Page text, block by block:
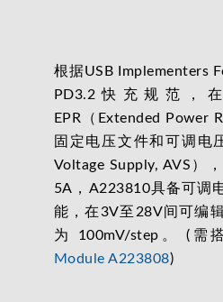
根据USB Implementers
PD3.2快充规范，
EPR（Extended Power
固定电压文件和可调电
Voltage Supply, AVS）
5A，A223810具备可调
能，在3V至28V间可编
为 100mV/step。 (需
Module A223808)